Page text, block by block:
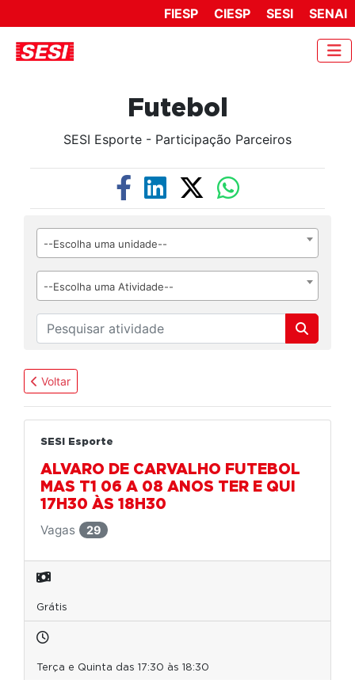
FIESP CIESP SESI SENAI
Futebol
SESI Esporte - Participação Parceiros
--Escolha uma unidade--
--Escolha uma Atividade--
Voltar
SESI Esporte
ALVARO DE CARVALHO FUTEBOL
MAS T1 06 A 08 ANOS TER E QUI
17H30 ÀS 18H30
Vagas
29
Grátis
Terça e Quinta das 17:30 às 18:30